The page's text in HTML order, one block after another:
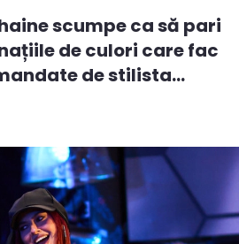
scumpe ca să pari
de culori care fac
de stilista